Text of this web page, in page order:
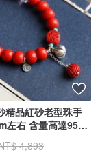
精品紅砂老型珠手
左右 含量高達95%
4,893